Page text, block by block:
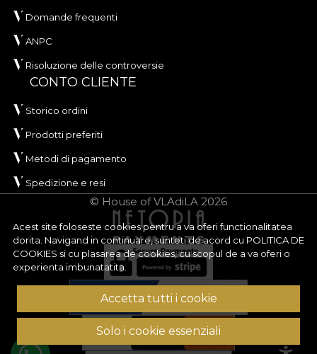
Acest site foloseste cookies pentru a va oferi functionalitatea
dorita. Navigand in continuare, sunteti de acord cu POLITICA DE
COOKIES si cu plasarea de cookies, cu scopul de a va oferi o
experienta imbunatatita.
Accetta tutti i cookie
Solo i cookie essenziali
Domande frequenti
ANPC
Risoluzione delle controversie
CONTO CLIENTE
Storico ordini
Prodotti preferiti
Metodi di pagamento
Spedizione e resi
© House of VLAdiLA 2026